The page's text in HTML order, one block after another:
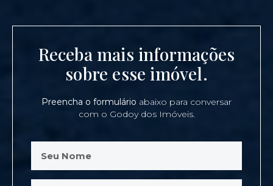
Receba mais informações
sobre esse imóvel.
Preencha o formulário abaixo para conversar
com o Godoy dos Imóveis.